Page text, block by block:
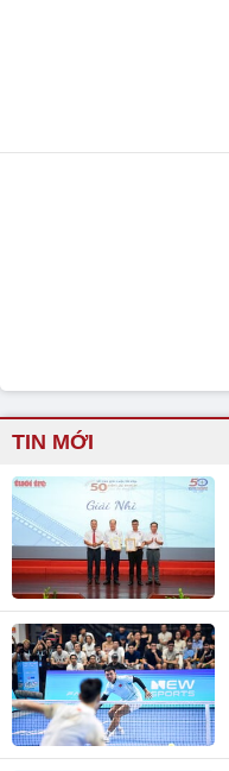
TIN MỚI